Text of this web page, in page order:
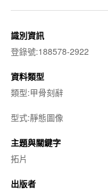
識別資訊
登錄號:188578-2922
資料類型
類型:甲骨刻辭
型式:靜態圖像
主題與關鍵字
拓片
出版者